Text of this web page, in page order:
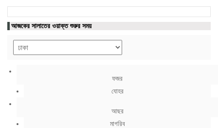
আজকের সালাতের ওয়াক্ত শুরুর সময়
ফজর
যোহর
আছর
মাগরিব